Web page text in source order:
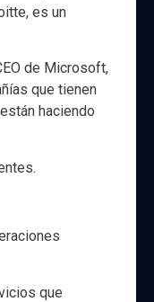
es un
de Microsoft,
que tienen
haciendo
que